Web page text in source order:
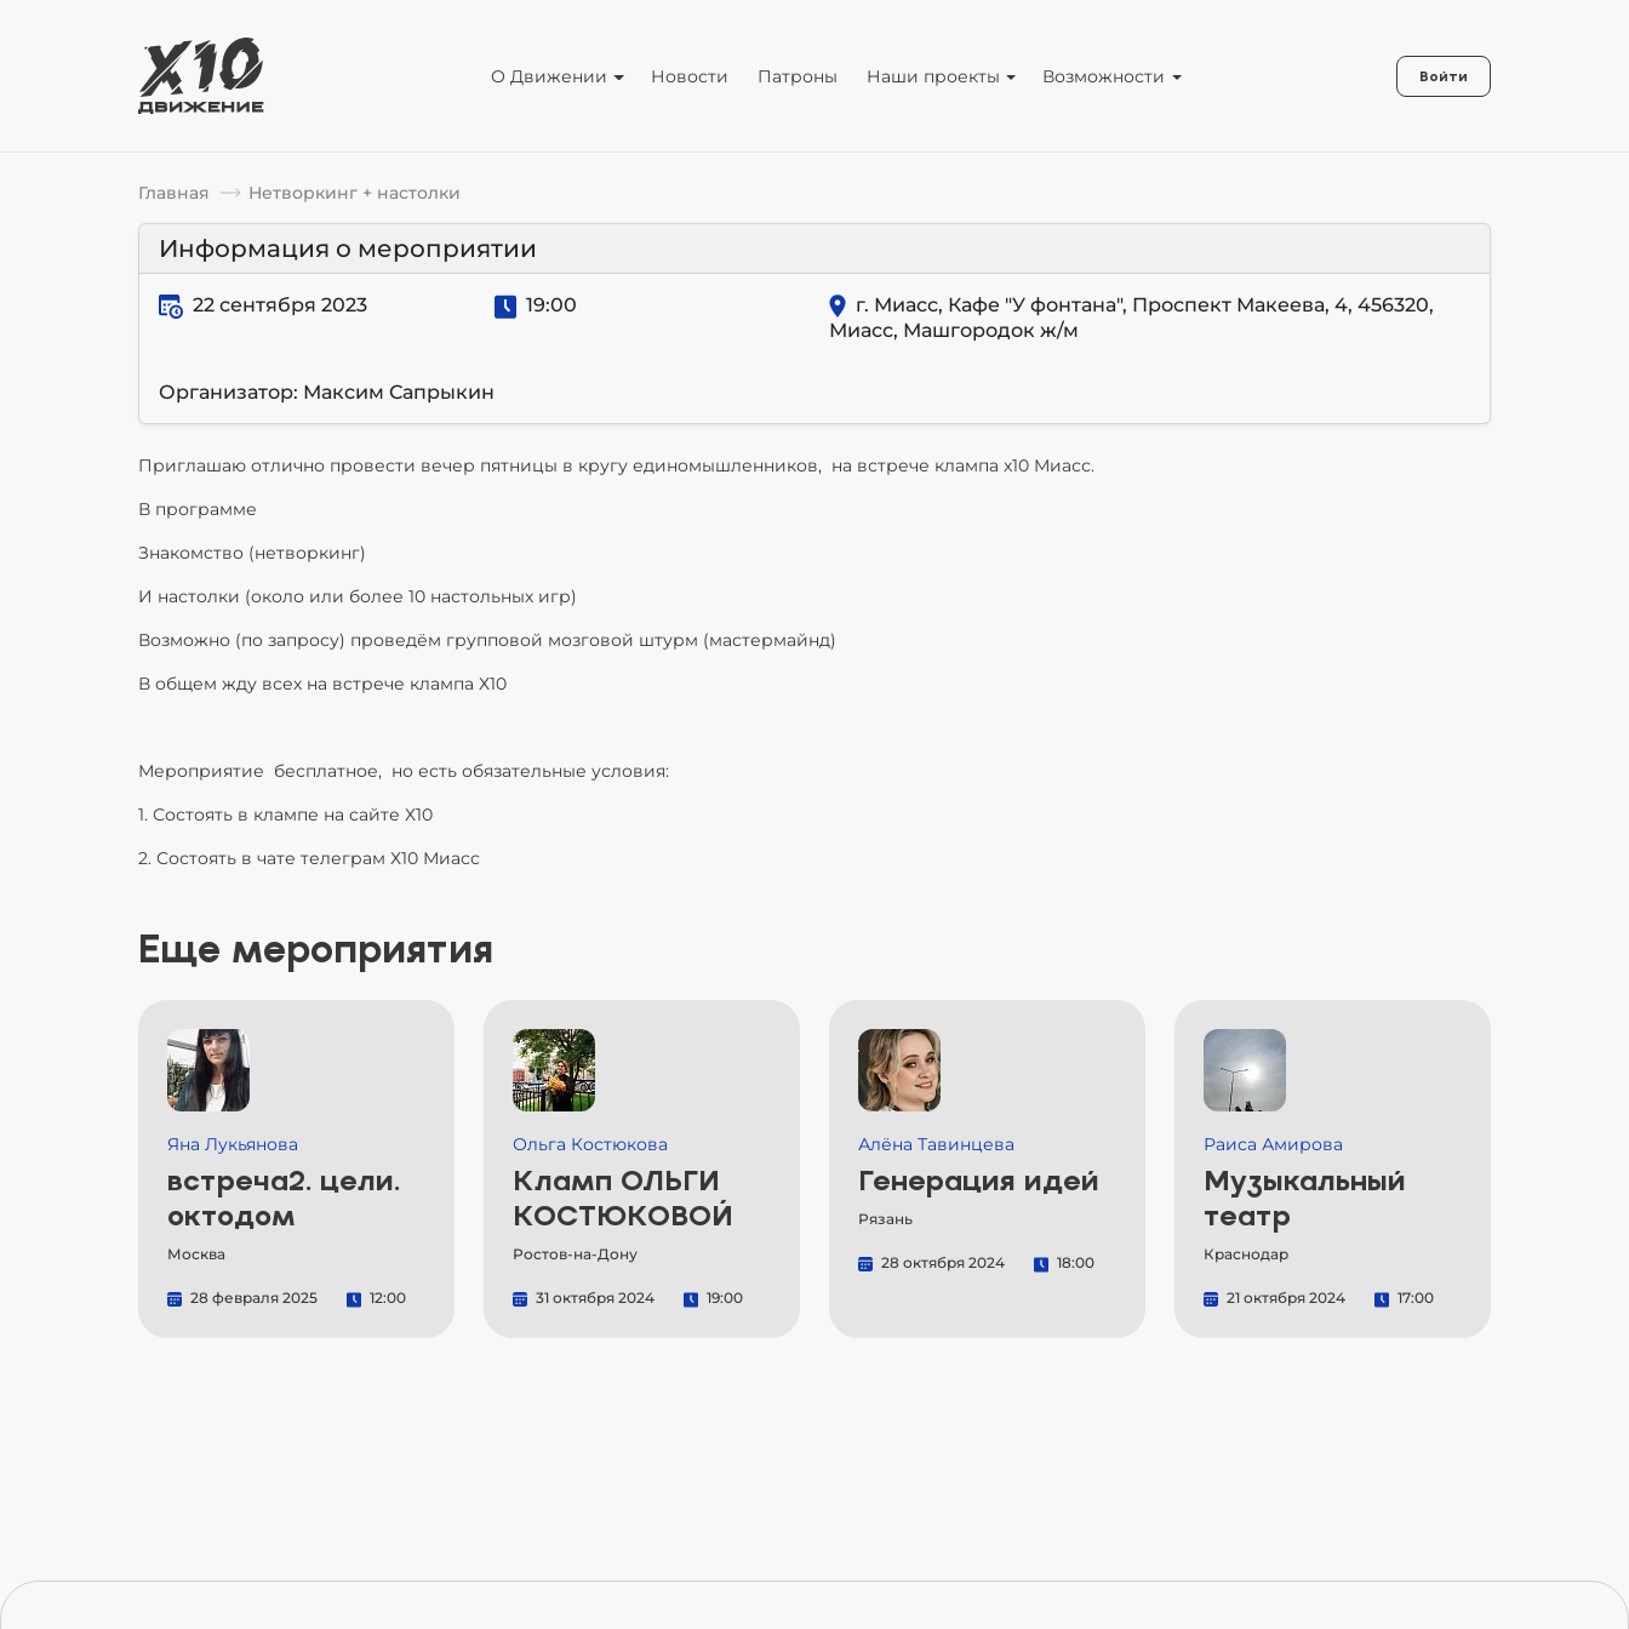
О Движении Новости Патроны Наши проекты Возможности Войти
Главная Нетворкинг + настолки
Информация о мероприятии
22 сентября 2023 19:00
г. Миасс, Кафе "У фонтана", Проспект Макеева, 4, 456320,
Миасс, Машгородок ж/м
Организатор: Максим Сапрыкин
Приглашаю отлично провести вечер пятницы в кругу единомышленников, на встрече клампа x10 Миасс.
В программе
Знакомство (нетворкинг)
И настолки (около или более 10 настольных игр)
Возможно (по запросу) проведём групповой мозговой штурм (мастермайнд)
В общем жду всех на встрече клампа Х10
Мероприятие бесплатное, но есть обязательные условия:
1. Состоять в клампе на сайте Х10
2. Состоять в чате телеграм Х10 Миасс
Еще мероприятия
Яна Лукьянова
встреча2. цели.
октодом
Москва
28 февраля 2025 12:00
Ольга Костюкова
Кламп ОЛЬГИ
КОСТЮКОВОЙ
Ростов-на-Дону
31 октября 2024 19:00
Алёна Тавинцева
Генерация идей
Рязань
28 октября 2024 18:00
Раиса Амирова
Музыкальный
театр
Краснодар
21 октября 2024 17:00